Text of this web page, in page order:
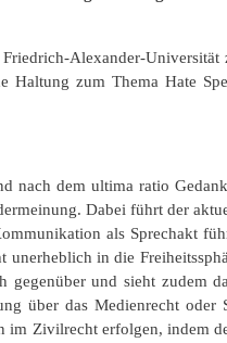
Alexander-Universität
Haltung zum Thema Hate
nach dem ultima ratio
Dabei führt der
als Sprechakt
in die
und sieht zudem
über das Medienrecht oder
Zivilrecht erfolgen, indem